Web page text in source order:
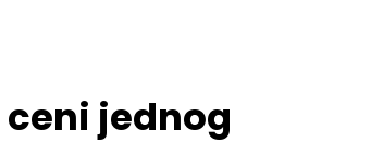
ceni jednog